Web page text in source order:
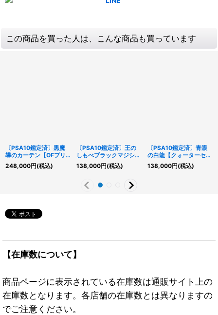
この商品を買った人は、こんな商品も買っています
〔PSA10鑑定済〕黒魔
導のカーテン【OFプリ
ズマティックシークレッ
ト】{LOCH-JP003}
248,000円(税込)
〔PSA10鑑定済〕王の
しもべブラックマジシャ
ン【OFプリズマティッ
クシークレット】
スター》
138,000円(税込)
〔PSA10鑑定済〕青眼
の白龍【クォーターセン
チュリーシークレット
GREEN Ver.】{TD02-
138,000円(税込)
【在庫数について】
商品ページに表示されている在庫数は通販サイト上の
在庫数となります。各店舗の在庫数とは異なりますの
でご注意ください。